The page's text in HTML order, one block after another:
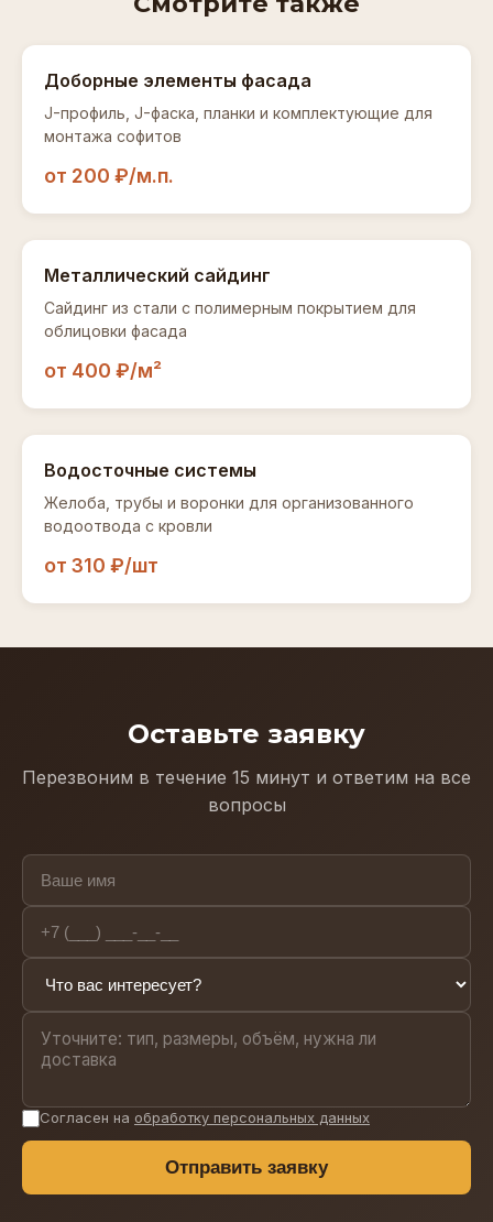
классическом фасаде.
замерщик выезжает бесплатно по Оренбургу.
лет. Панели не выгорают, не деформируются и
не требуют покраски на протяжении всего срока
эксплуатации.
Доборные элементы фасада
J-профиль, J-фаска, планки и комплектующие для
монтажа софитов
от 200 ₽/м.п.
Металлический сайдинг
Сайдинг из стали с полимерным покрытием для
облицовки фасада
от 400 ₽/м²
Водосточные системы
Желоба, трубы и воронки для организованного
водоотвода с кровли
от 310 ₽/шт
Оставьте заявку
Перезвоним в течение 15 минут и ответим на все
вопросы
Согласен на обработку персональных данных
Отправить заявку